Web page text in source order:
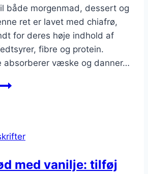
både morgenmad, dessert og
ret er lavet med chiafrø,
for deres høje indhold af
fibre og protein.
absorberer væske og danner…
med vanilje: tilføj